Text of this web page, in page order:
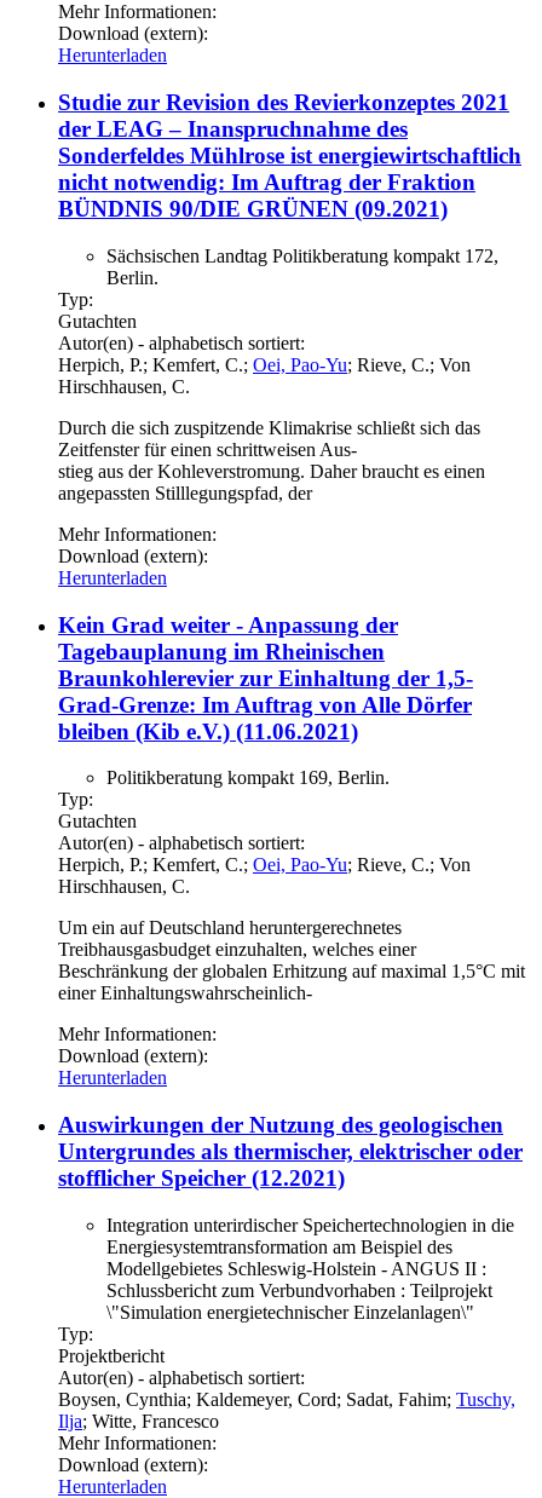
Mehr Informationen:
Download (extern):
Herunterladen
Studie zur Revision des Revierkonzeptes 2021
der LEAG – Inanspruchnahme des
Sonderfeldes Mühlrose ist energiewirtschaftlich
nicht notwendig: Im Auftrag der Fraktion
BÜNDNIS 90/DIE GRÜNEN (09.2021)
Sächsischen Landtag Politikberatung kompakt 172,
Berlin.
Typ:
Gutachten
Autor(en) - alphabetisch sortiert:
Herpich, P.; Kemfert, C.; Oei, Pao-Yu; Rieve, C.; Von
Hirschhausen, C.
Durch die sich zuspitzende Klimakrise schließt sich das
Zeitfenster für einen schrittweisen Aus-
stieg aus der Kohleverstromung. Daher braucht es einen
angepassten Stilllegungspfad, der
Mehr Informationen:
Download (extern):
Herunterladen
Kein Grad weiter - Anpassung der
Tagebauplanung im Rheinischen
Braunkohlerevier zur Einhaltung der 1,5-
Grad-Grenze: Im Auftrag von Alle Dörfer
bleiben (Kib e.V.) (11.06.2021)
Politikberatung kompakt 169, Berlin.
Typ:
Gutachten
Autor(en) - alphabetisch sortiert:
Herpich, P.; Kemfert, C.; Oei, Pao-Yu; Rieve, C.; Von
Hirschhausen, C.
Um ein auf Deutschland heruntergerechnetes
Treibhausgasbudget einzuhalten, welches einer
Beschränkung der globalen Erhitzung auf maximal 1,5°C mit
einer Einhaltungswahrscheinlich-
Mehr Informationen:
Download (extern):
Herunterladen
Auswirkungen der Nutzung des geologischen
Untergrundes als thermischer, elektrischer oder
stofflicher Speicher (12.2021)
Integration unterirdischer Speichertechnologien in die
Energiesystemtransformation am Beispiel des
Modellgebietes Schleswig-Holstein - ANGUS II :
Schlussbericht zum Verbundvorhaben : Teilprojekt
\"Simulation energietechnischer Einzelanlagen\"
Typ:
Projektbericht
Autor(en) - alphabetisch sortiert:
Boysen, Cynthia; Kaldemeyer, Cord; Sadat, Fahim; Tuschy,
Ilja; Witte, Francesco
Mehr Informationen:
Download (extern):
Herunterladen